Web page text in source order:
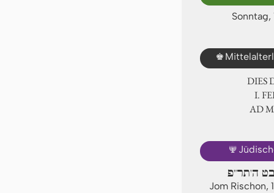
Sonntag,
♚
DIES
Ⅰ.
AD
🕎
ה'תר"פ
Jom Rischon,